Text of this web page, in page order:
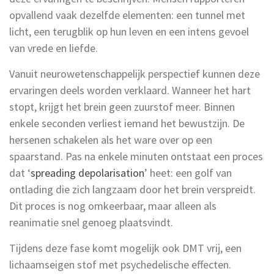
opvallend vaak dezelfde elementen: een tunnel met
licht, een terugblik op hun leven en een intens gevoel
van vrede en liefde.
Vanuit neurowetenschappelijk perspectief kunnen deze
ervaringen deels worden verklaard. Wanneer het hart
stopt, krijgt het brein geen zuurstof meer. Binnen
enkele seconden verliest iemand het bewustzijn. De
hersenen schakelen als het ware over op een
spaarstand. Pas na enkele minuten ontstaat een proces
dat ‘spreading depolarisation’ heet: een golf van
ontlading die zich langzaam door het brein verspreidt.
Dit proces is nog omkeerbaar, maar alleen als
reanimatie snel genoeg plaatsvindt.
Tijdens deze fase komt mogelijk ook DMT vrij, een
lichaamseigen stof met psychedelische effecten.